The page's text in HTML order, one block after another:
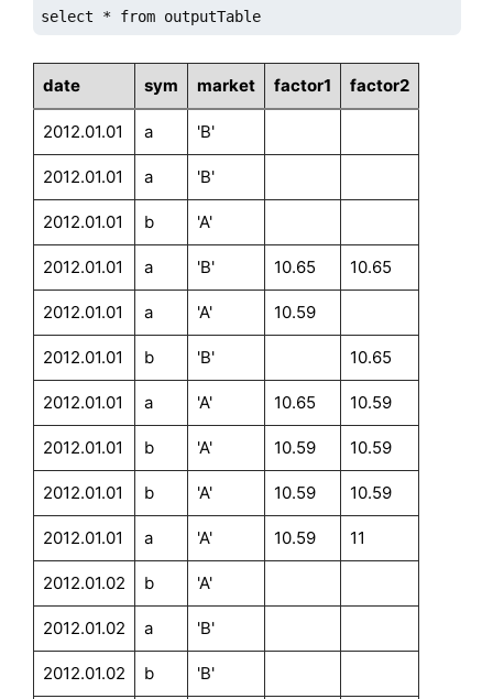
select * from outputTable
date sym market factor1 factor2
2012.01.01 a 'B'
2012.01.01 a 'B'
2012.01.01 b 'A'
2012.01.01 a 'B' 10.65 10.65
2012.01.01 a 'A' 10.59
2012.01.01 b 'B' 10.65
2012.01.01 a 'A' 10.65 10.59
2012.01.01 b 'A' 10.59 10.59
2012.01.01 b 'A' 10.59 10.59
2012.01.01 a 'A' 10.59 11
2012.01.02 b 'A'
2012.01.02 a 'B'
2012.01.02 b 'B'